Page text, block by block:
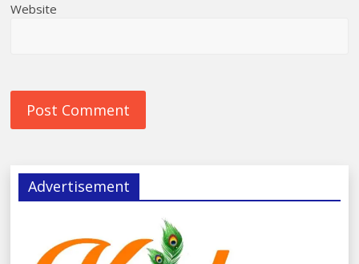
Website
Advertisement